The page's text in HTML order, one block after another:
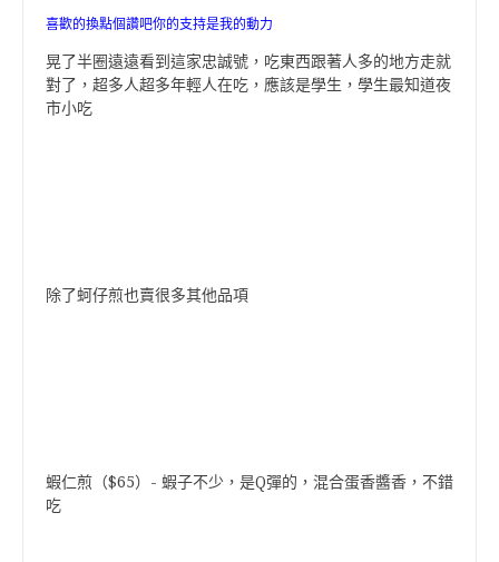
喜歡的換點個讚吧你的支持是我的動力
晃了半圈遠遠看到這家忠誠號，吃東西跟著人多的地方走就
對了，超多人超多年輕人在吃，應該是學生，學生最知道夜
市小吃
除了蚵仔煎也賣很多其他品項
蝦仁煎（$65）- 蝦子不少，是Q彈的，混合蛋香醬香，不錯
吃